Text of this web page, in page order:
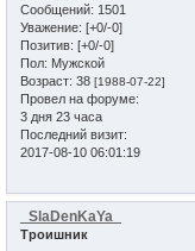
Сообщений: 1501
Уважение: [+0/-0]
Позитив: [+0/-0]
Пол: Мужской
Возраст: 38 [1988-07-22]
Провел на форуме:
3 дня 23 часа
Последний визит:
2017-08-10 06:01:19
_SlaDenKaYa_
Троишник